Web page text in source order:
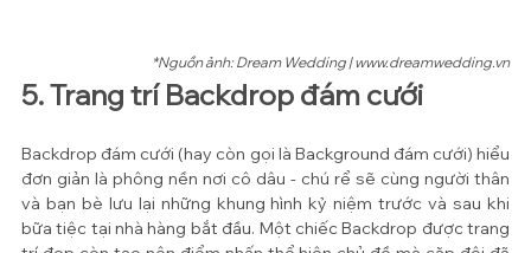
*Nguồn ảnh: Dream Wedding | www.dreamwedding.vn
5. Trang trí Backdrop đám cưới
Backdrop đám cưới (hay còn gọi là Background đám cưới) hiểu
đơn giản là phông nền nơi cô dâu - chú rể sẽ cùng người thân
và bạn bè lưu lại những khung hình kỷ niệm trước và sau khi
bữa tiệc tại nhà hàng bắt đầu. Một chiếc Backdrop được trang